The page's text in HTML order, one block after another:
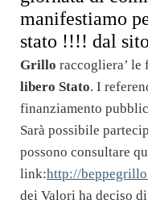
manifestiamo
stato !!!! dal sito
Grillo raccogliera’ le
libero Stato. I
finanziamento
Sarà possibile
possono consultare
link:http://
dei Valori ha deciso